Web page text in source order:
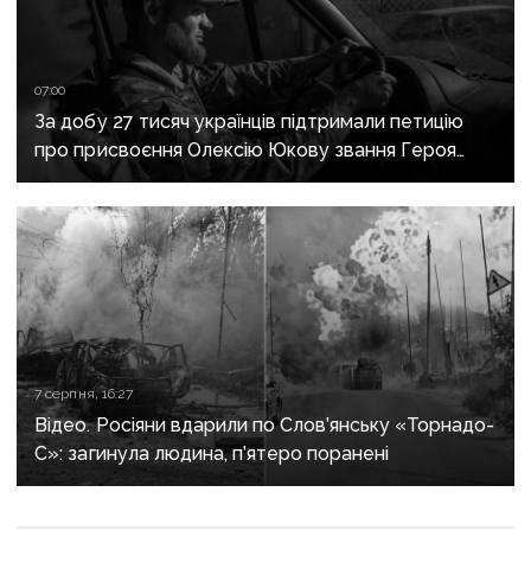
07:00
За добу 27 тисяч українців підтримали петицію
про присвоєння Олексію Юкову звання Героя
України посмертно
7 серпня, 16:27
Відео. Росіяни вдарили по Слов’янську «Торнадо-
С»: загинула людина, п’ятеро поранені